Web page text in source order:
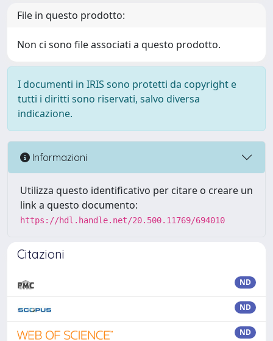
File in questo prodotto:
Non ci sono file associati a questo prodotto.
I documenti in IRIS sono protetti da copyright e
tutti i diritti sono riservati, salvo diversa
indicazione.
Informazioni
Utilizza questo identificativo per citare o creare un
link a questo documento:
https://hdl.handle.net/20.500.11769/694010
Citazioni
ND
ND
ND